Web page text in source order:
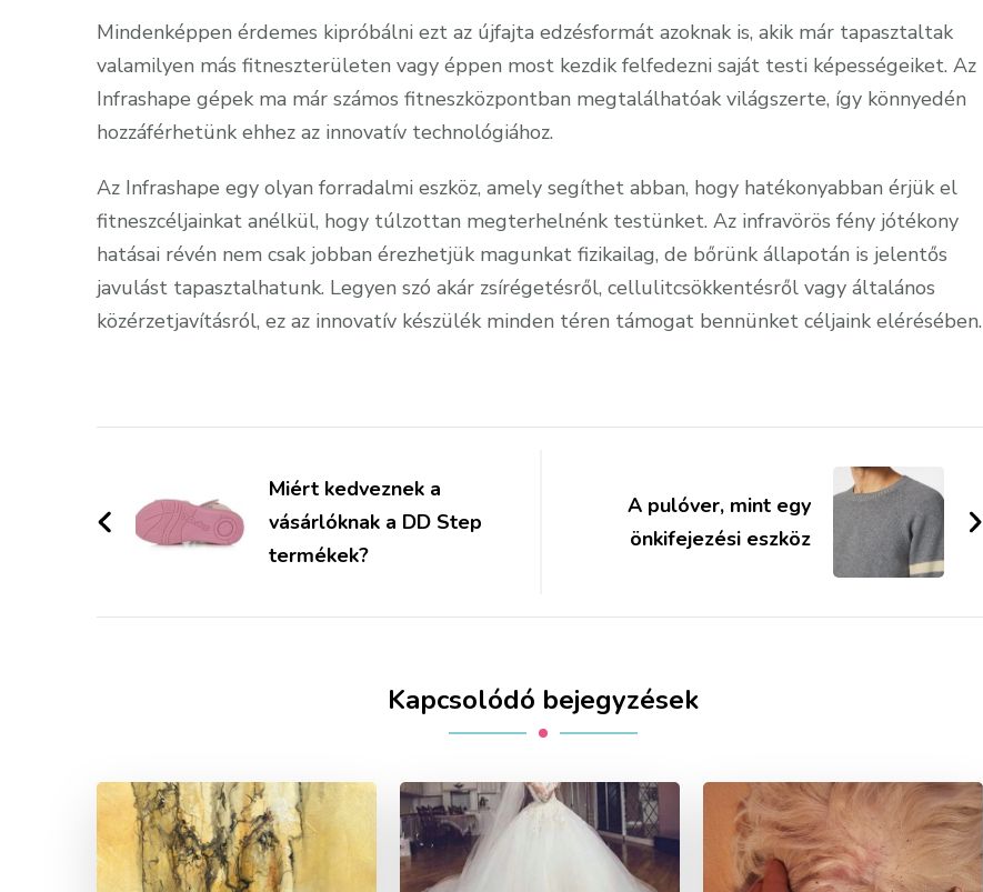
Mindenképpen érdemes kipróbálni ezt az újfajta edzésformát azoknak is, akik már tapasztaltak
valamilyen más fitneszterületen vagy éppen most kezdik felfedezni saját testi képességeiket. Az
Infrashape gépek ma már számos fitneszközpontban megtalálhatóak világszerte, így könnyedén
hozzáférhetünk ehhez az innovatív technológiához.
Az Infrashape egy olyan forradalmi eszköz, amely segíthet abban, hogy hatékonyabban érjük el
fitneszcéljainkat anélkül, hogy túlzottan megterhelnénk testünket. Az infravörös fény jótékony
hatásai révén nem csak jobban érezhetjük magunkat fizikailag, de bőrünk állapotán is jelentős
javulást tapasztalhatunk. Legyen szó akár zsírégetésről, cellulitcsökkentésről vagy általános
közérzetjavításról, ez az innovatív készülék minden téren támogat bennünket céljaink elérésében.
navigációjaMiért kedveznek a
vásárlóknak a DD Step
termékek?
A pulóver, mint egy
önkifejezési eszköz
Kapcsolódó bejegyzések